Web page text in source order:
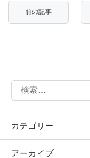
カテゴリー
アーカイブ